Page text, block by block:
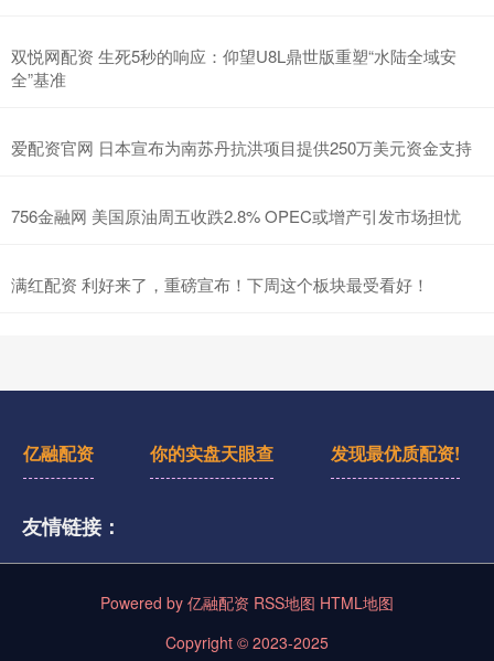
双悦网配资 生死5秒的响应：仰望U8L鼎世版重塑“水陆全域安
全”基准
爱配资官网 日本宣布为南苏丹抗洪项目提供250万美元资金支持
756金融网 美国原油周五收跌2.8% OPEC或增产引发市场担忧
满红配资 利好来了，重磅宣布！下周这个板块最受看好！
亿融配资 你的实盘天眼查 发现最优质配资!
友情链接：
Powered by 亿融配资 RSS地图 HTML地图
Copyright © 2023-2025